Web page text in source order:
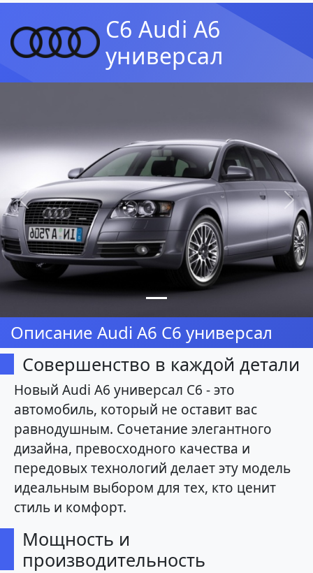
C6 Audi A6
универсал
Предыдущая
Описание Audi A6 C6 универсал
Совершенство в каждой детали
Новый Audi A6 универсал C6 - это
автомобиль, который не оставит вас
равнодушным. Сочетание элегантного
дизайна, превосходного качества и
передовых технологий делает эту модель
идеальным выбором для тех, кто ценит
стиль и комфорт.
Мощность и
производительность